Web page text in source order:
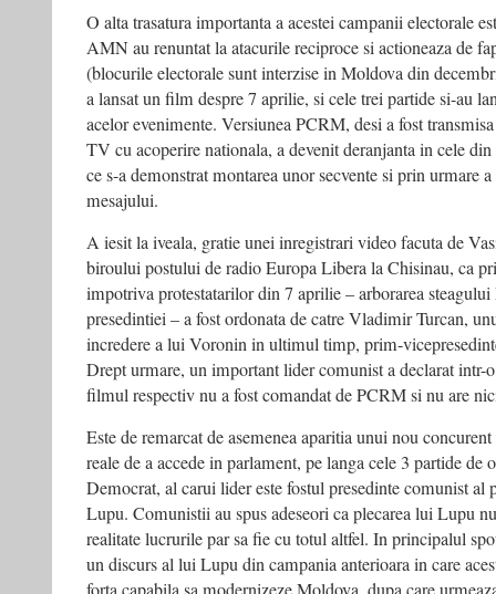
O alta trasatura importanta a acestei campanii electorale
AMN au renuntat la atacurile reciproce si actioneaza de
(blocurile electorale sunt interzise in Moldova din
a lansat un film despre 7 aprilie, si cele trei partide si-au
acelor evenimente. Versiunea PCRM, desi a fost
TV cu acoperire nationala, a devenit deranjanta in cele
ce s-a demonstrat montarea unor secvente si prin urmare
mesajului.
A iesit la iveala, gratie unei inregistrari video facuta de
biroului postului de radio Europa Libera la Chisinau, ca
impotriva protestatarilor din 7 aprilie – arborarea
presedintiei – a fost ordonata de catre Vladimir Turcan,
incredere a lui Voronin in ultimul timp, prim-
Drept urmare, un important lider comunist a declarat intr-
filmul respectiv nu a fost comandat de PCRM si nu are
Este de remarcat de asemenea aparitia unui nou
reale de a accede in parlament, pe langa cele 3 partide de
Democrat, al carui lider este fostul presedinte comunist al
Lupu. Comunistii au spus adeseori ca plecarea lui Lupu
realitate lucrurile par sa fie cu totul altfel. In principalul
un discurs al lui Lupu din campania anterioara in care